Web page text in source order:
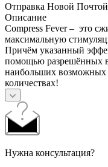
Отправка Новой
Описание
Compress Fever – это
максимальную
Причём указанный
помощью разрешённых
наибольших
количествах!
Нужна консультация?